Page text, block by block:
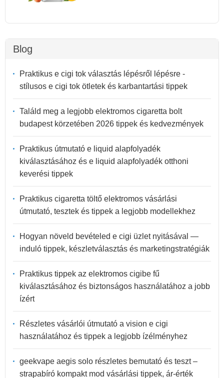
Blog
Praktikus e cigi tok választás lépésről lépésre -
stílusos e cigi tok ötletek és karbantartási tippek
Találd meg a legjobb elektromos cigaretta bolt
budapest körzetében 2026 tippek és kedvezmények
Praktikus útmutató e liquid alapfolyadék
kiválasztásához és e liquid alapfolyadék otthoni
keverési tippek
Praktikus cigaretta töltő elektromos vásárlási
útmutató, tesztek és tippek a legjobb modellekhez
Hogyan növeld bevételed e cigi üzlet nyitásával —
induló tippek, készletválasztás és marketingstratégiák
Praktikus tippek az elektromos cigibe fű
kiválasztásához és biztonságos használatához a jobb
ízért
Részletes vásárlói útmutató a vision e cigi
használatához és tippek a legjobb ízélményhez
geekvape aegis solo részletes bemutató és teszt –
strapabíró kompakt mod vásárlási tippek, ár-érték